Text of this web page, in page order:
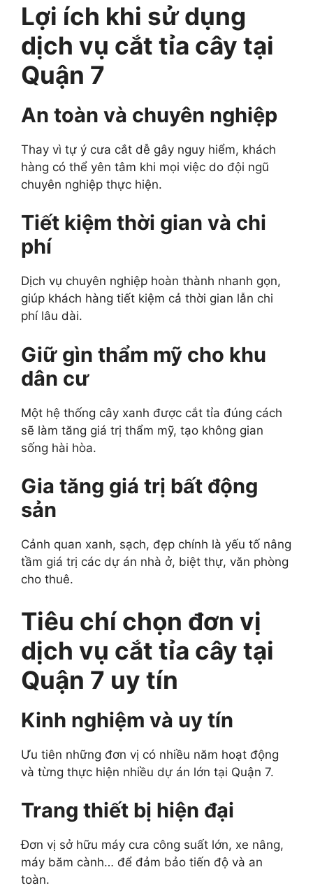
Lợi ích khi sử dụng
dịch vụ cắt tỉa cây tại
Quận 7
An toàn và chuyên nghiệp
Thay vì tự ý cưa cắt dễ gây nguy hiểm, khách
hàng có thể yên tâm khi mọi việc do đội ngũ
chuyên nghiệp thực hiện.
Tiết kiệm thời gian và chi
phí
Dịch vụ chuyên nghiệp hoàn thành nhanh gọn,
giúp khách hàng tiết kiệm cả thời gian lẫn chi
phí lâu dài.
Giữ gìn thẩm mỹ cho khu
dân cư
Một hệ thống cây xanh được cắt tỉa đúng cách
sẽ làm tăng giá trị thẩm mỹ, tạo không gian
sống hài hòa.
Gia tăng giá trị bất động
sản
Cảnh quan xanh, sạch, đẹp chính là yếu tố nâng
tầm giá trị các dự án nhà ở, biệt thự, văn phòng
cho thuê.
Tiêu chí chọn đơn vị
dịch vụ cắt tỉa cây tại
Quận 7 uy tín
Kinh nghiệm và uy tín
Ưu tiên những đơn vị có nhiều năm hoạt động
và từng thực hiện nhiều dự án lớn tại Quận 7.
Trang thiết bị hiện đại
Đơn vị sở hữu máy cưa công suất lớn, xe nâng,
máy băm cành… để đảm bảo tiến độ và an
toàn.